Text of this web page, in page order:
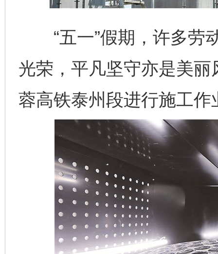
“五一”假期，许多劳
光荣，平凡坚守亦是美
蓉高铁泰州段进行施工